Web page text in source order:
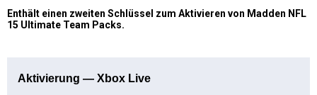
Enthält einen zweiten Schlüssel zum Aktivieren von Madden NFL
15 Ultimate Team Packs.
Aktivierung — Xbox Live